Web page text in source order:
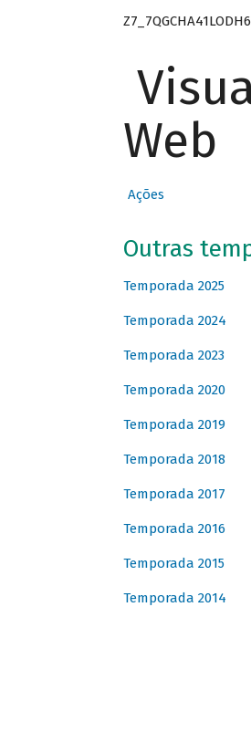
Web
Ações
Outras
Temporada 2025
Temporada 2024
Temporada 2023
Temporada 2020
Temporada 2019
Temporada 2018
Temporada 2017
Temporada 2016
Temporada 2015
Temporada 2014